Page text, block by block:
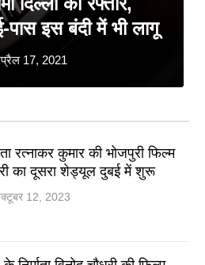
रत्नाकर कुमार की भोजपुरी फिल्म
का दूसरा शेड्यूल दुबई में शुरू
12, 2023
पास इस बंदी में भी लागू
17, 2021